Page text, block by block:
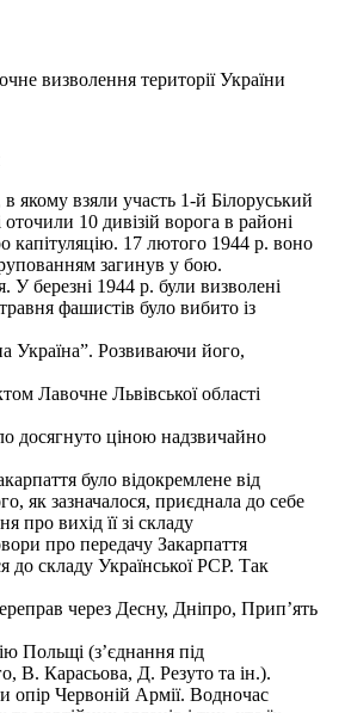
визволення території України
якому взяли участь 1-й Білоруський
10 дивізій ворога в районі
капітуляцію. 17 лютого 1944 р. воно
загинув у бою.
березні 1944 р. були визволені
фашистів було вибито із
Україна”. Розвиваючи його,
Лавочне Львівської області
досягнуто ціною надзвичайно
було відокремлене від
як зазначалося, приєднала до себе
про вихід її зі складу
про передачу Закарпаття
до складу Української РСР. Так
через Десну, Дніпро, Прип’ять
Польщі (з’єднання під
В. Карасьова, Д. Резуто та ін.).
опір Червоній Армії. Водночас